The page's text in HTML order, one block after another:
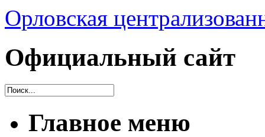
Орловская
Официальный сайт
Главное меню